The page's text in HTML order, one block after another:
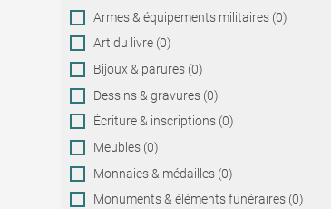
Armes & équipements militaires (0)
Art du livre (0)
Bijoux & parures (0)
Dessins & gravures (0)
Écriture & inscriptions (0)
Meubles (0)
Monnaies & médailles (0)
Monuments & éléments funéraires (0)